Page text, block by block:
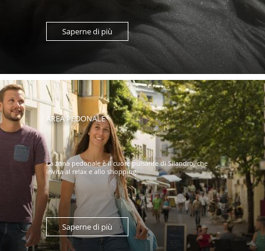
Saperne di più
AREA PEDONALE
La zona pedonale è il cuore pulsante di Silandro, che
invita al relax e allo shopping.
Saperne di più